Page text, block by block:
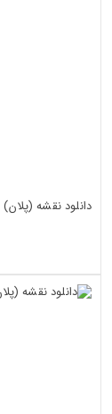
دانلود نقشه (پلان)